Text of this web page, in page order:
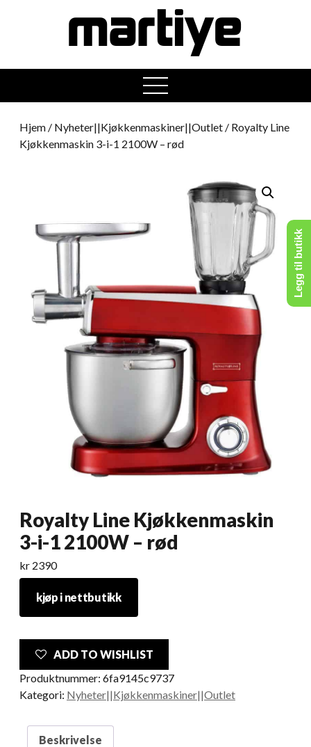
open
menu
Hjem / Nyheter||Kjøkkenmaskiner||Outlet / Royalty Line
Kjøkkenmaskin 3-i-1 2100W – rød
Royalty Line Kjøkkenmaskin
3-i-1 2100W – rød
kr 2390
kjøp i nettbutikk
ADD TO WISHLIST
Produktnummer: 6fa9145c9737
Kategori: Nyheter||Kjøkkenmaskiner||Outlet
Beskrivelse
Legg til butikk